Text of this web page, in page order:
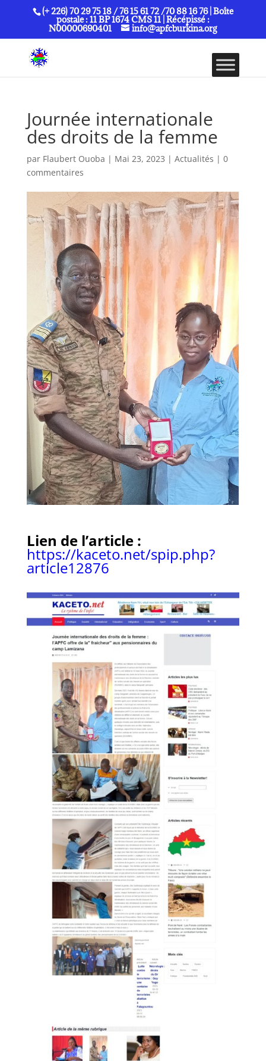
(+ 226) 70 29 75 18 / 76 15 61 72 /70 88 16 76 | Boîte
postale : 11 BP 1674 CMS 11 | Récépissé :
N00000690401 info@apfcburkina.org
Journée internationale
des droits de la femme
par Flaubert Ouoba | Mai 23, 2023 | Actualités | 0
commentaires
Lien de l’article :
https://kaceto.net/spip.php?
article12876